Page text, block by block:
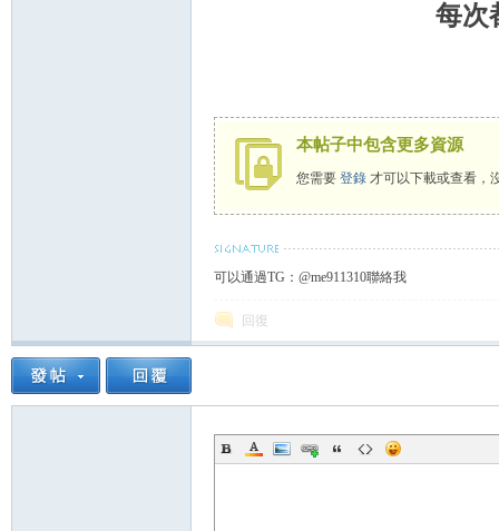
小
每次
本帖子中包含更多資源
您需要 登錄 才可以下載或查看，
可以通過TG：@me911310聯絡我
回復